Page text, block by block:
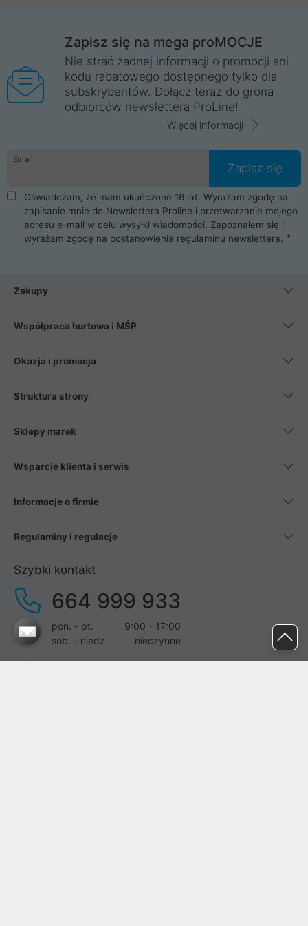
Zapisz się na mega proMOCJE
Nie strać żadnej informacji o promocji ani
kodu rabatowego dostępnego tylko dla
subskrybentów. Dołącz teraz do grona
odbiorców newslettera ProLine!
Więcej informacji
Email
Zapisz się
Oświadczam, że mam ukończone 16 lat. Wyrażam zgodę na
zapisanie mnie do Newslettera Proline i przetwarzanie mojego
adresu e-mail w celu wysyłki wiadomości. Zapoznałem się i
wyrażam zgodę na postanowienia regulaminu newslettera.
Zakupy
Współpraca hurtowa i MŚP
Okazja i promocja
Struktura strony
Sklepy marek
Wsparcie klienta i serwis
Informacje o firmie
Regulaminy i regulacje
Szybki kontakt
664 999 933
pon. - pt.
9:00 - 17:00
sob. - niedz.
nieczynne